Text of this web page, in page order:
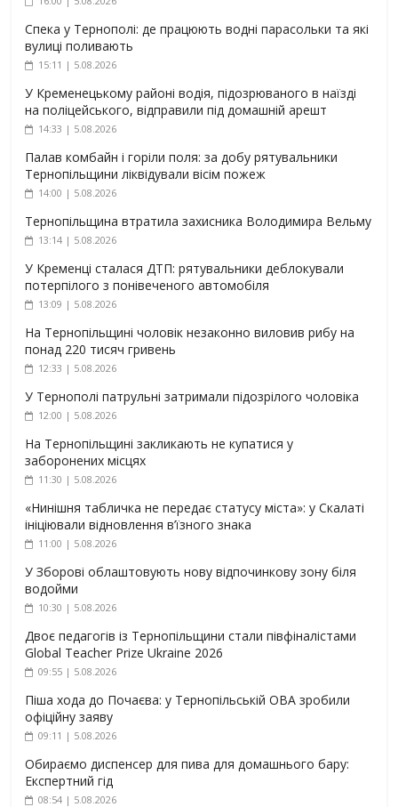
Спека у Тернополі: де працюють водні парасольки та які
вулиці поливають
15:11 | 5.08.2026
У Кременецькому районі водія, підозрюваного в наїзді
на поліцейського, відправили під домашній арешт
14:33 | 5.08.2026
Палав комбайн і горіли поля: за добу рятувальники
Тернопільщини ліквідували вісім пожеж
14:00 | 5.08.2026
Тернопільщина втратила захисника Володимира Вельму
13:14 | 5.08.2026
У Кременці сталася ДТП: рятувальники деблокували
потерпілого з понівеченого автомобіля
13:09 | 5.08.2026
На Тернопільщині чоловік незаконно виловив рибу на
понад 220 тисяч гривень
12:33 | 5.08.2026
У Тернополі патрульні затримали підозрілого чоловіка
12:00 | 5.08.2026
На Тернопільщині закликають не купатися у
заборонених місцях
11:30 | 5.08.2026
«Нинішня табличка не передає статусу міста»: у Скалаті
ініціювали відновлення в’їзного знака
11:00 | 5.08.2026
У Зборові облаштовують нову відпочинкову зону біля
водойми
10:30 | 5.08.2026
Двоє педагогів із Тернопільщини стали півфіналістами
Global Teacher Prize Ukraine 2026
09:55 | 5.08.2026
Піша хода до Почаєва: у Тернопільській ОВА зробили
офіційну заяву
09:11 | 5.08.2026
Обираємо диспенсер для пива для домашнього бару:
Експертний гід
08:54 | 5.08.2026